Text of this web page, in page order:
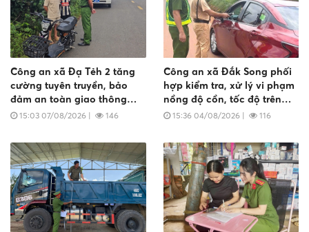
Công an xã Đạ Tẻh 2 tăng
cường tuyên truyền, bảo
đảm an toàn giao thông
cho học sinh
15:03 07/08/2026 | 146
Công an xã Đắk Song phối
hợp kiểm tra, xử lý vi phạm
nồng độ cồn, tốc độ trên
Tỉnh lộ 682
15:36 04/08/2026| 116